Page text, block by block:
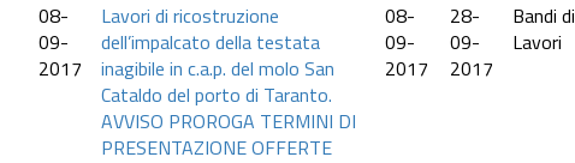
08-
09-
2017
Lavori di ricostruzione
dell’impalcato della testata
inagibile in c.a.p. del molo San
Cataldo del porto di Taranto.
AVVISO PROROGA TERMINI DI
PRESENTAZIONE OFFERTE
08-
09-
2017
28-
09-
2017
Bandi di
Lavori